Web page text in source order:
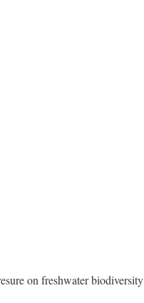
on freshwater biodiversity